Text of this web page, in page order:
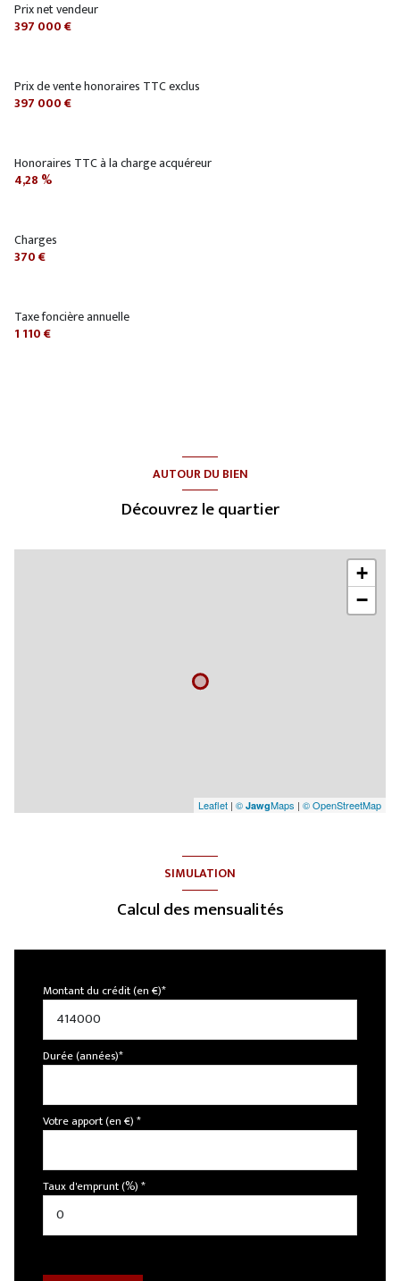
Prix net vendeur
397 000 €
Prix de vente honoraires TTC exclus
397 000 €
Honoraires TTC à la charge acquéreur
4,28 %
Charges
370 €
Taxe foncière annuelle
1 110 €
AUTOUR DU BIEN
Découvrez le quartier
+
−
Leaflet | © JawgMaps | © OpenStreetMap
SIMULATION
Calcul des mensualités
Montant du crédit (en €)*
Durée (années)*
Votre apport (en €) *
Taux d'emprunt (%) *